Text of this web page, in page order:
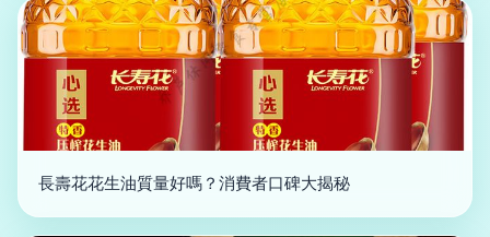
長壽花花生油質量好嗎？消費者口碑大揭秘